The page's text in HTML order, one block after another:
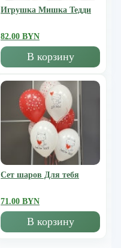
Игрушка Мишка Тедди
82.00 BYN
В корзину
Сет шаров Для тебя
71.00 BYN
В корзину